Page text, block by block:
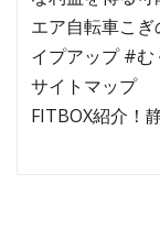
エア自転車こ
イプアップ #む
サイトマップ
FITBOX紹介！